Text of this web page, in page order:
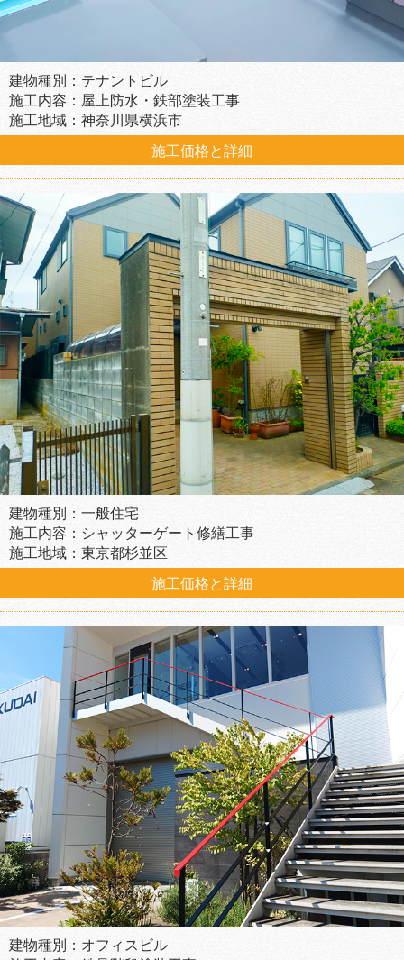
建物種別：テナントビル
施工内容：屋上防水・鉄部塗装工事
施工地域：神奈川県横浜市
施工価格と詳細
建物種別：一般住宅
施工内容：シャッターゲート修繕工事
施工地域：東京都杉並区
施工価格と詳細
建物種別：オフィスビル